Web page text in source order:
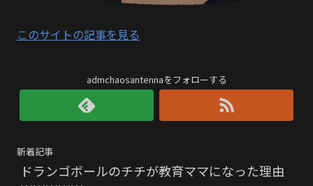
このサイトの記事を見る
admchaosantennaをフォローする
新着記事
ドランゴボールのチチが教育ママになった理由